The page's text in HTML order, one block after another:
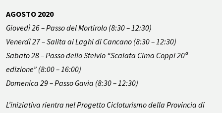
AGOSTO 2020
Giovedì 26 – Passo del Mortirolo (8:30 – 12:30)
Venerdì 27 – Salita ai Laghi di Cancano (8:30 – 12:30)
Sabato 28 – Passo dello Stelvio “Scalata Cima Coppi 20ª
edizione” (8:00 – 16:00)
Domenica 29 – Passo Gavia (8:30 – 12:30)
L’iniziativa rientra nel Progetto Cicloturismo della Provincia di